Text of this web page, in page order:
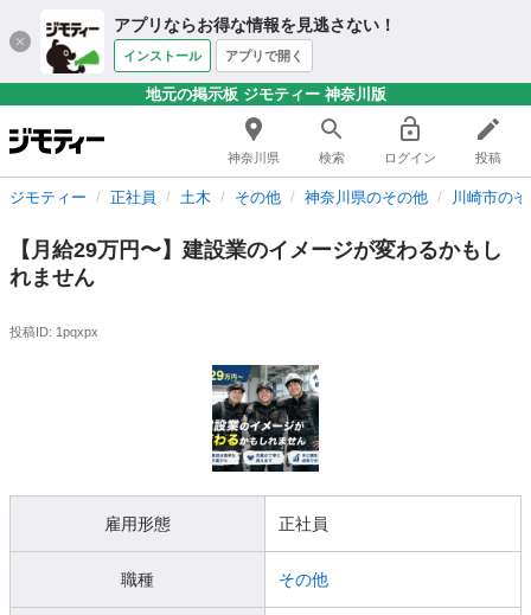
アプリならお得な情報を見逃さない！
インストール アプリで開く
地元の掲示板 ジモティー 神奈川版
神奈川県 検索 ログイン 投稿
ジモティー 正社員 土木 その他 神奈川県のその他 川崎市の
【月給29万円〜】建設業のイメージが変わるかもし
れません
投稿ID: 1pqxpx
雇用形態 正社員
職種 その他